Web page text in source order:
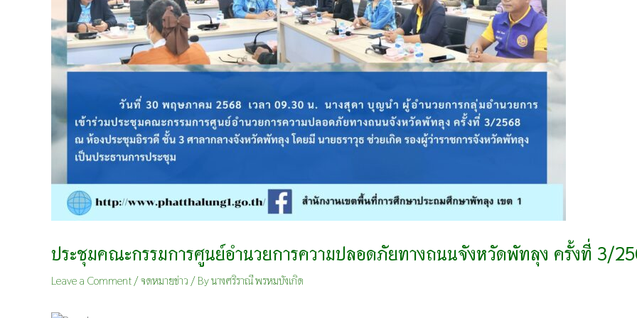
ประชุมคณะกรรมการศูนย์อำนวยการความปลอดภัยทางถนนจังหวัดพัทลุง ครั้งที่ 3/
Leave a Comment/จดหมายข่าว / Byนางศริราณี พรหมบังเกิด